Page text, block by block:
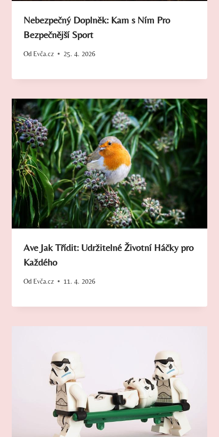
Nebezpečný Doplněk: Kam s Ním Pro
Bezpečnější Sport
Od Evča.cz 25. 4. 2026
Ave Jak Třídit: Udržitelné Životní Háčky pro
Každého
Od Evča.cz 11. 4. 2026